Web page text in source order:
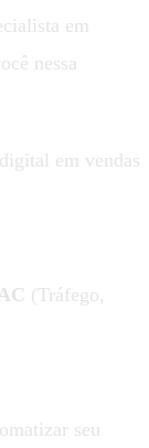
em
nessa
em vendas
(Tráfego,
seu